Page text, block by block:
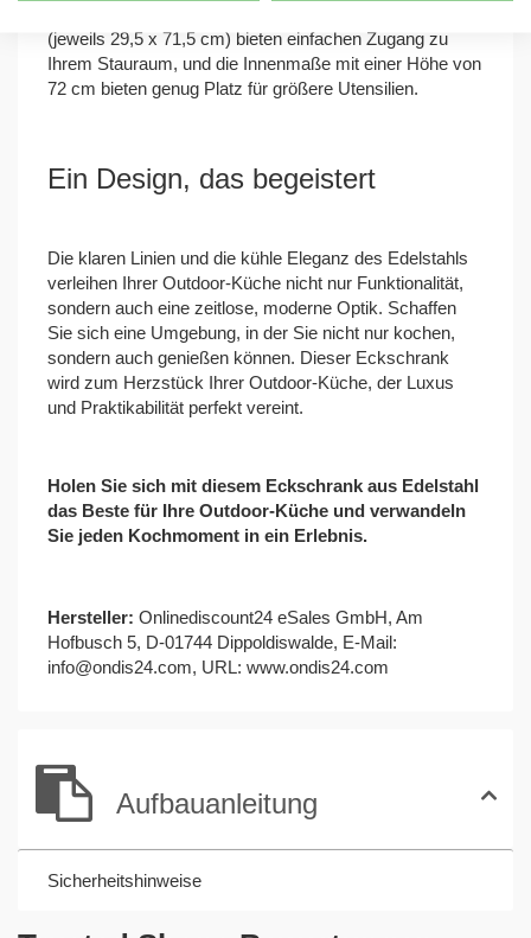
(jeweils 29,5 x 71,5 cm) bieten einfachen Zugang zu
Ihrem Stauraum, und die Innenmaße mit einer Höhe von
72 cm bieten genug Platz für größere Utensilien.
Ein Design, das begeistert
Die klaren Linien und die kühle Eleganz des Edelstahls
verleihen Ihrer Outdoor-Küche nicht nur Funktionalität,
sondern auch eine zeitlose, moderne Optik. Schaffen
Sie sich eine Umgebung, in der Sie nicht nur kochen,
sondern auch genießen können. Dieser Eckschrank
wird zum Herzstück Ihrer Outdoor-Küche, der Luxus
und Praktikabilität perfekt vereint.
Holen Sie sich mit diesem Eckschrank aus Edelstahl
das Beste für Ihre Outdoor-Küche und verwandeln
Sie jeden Kochmoment in ein Erlebnis.
Hersteller: Onlinediscount24 eSales GmbH, Am
Hofbusch 5, D-01744 Dippoldiswalde, E-Mail:
info@ondis24.com, URL: www.ondis24.com
Aufbauanleitung
Sicherheitshinweise